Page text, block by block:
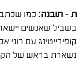
ת – תובנה: כמו
בשביל שאנשים
קופירייטינג עם
נשארת בראש של